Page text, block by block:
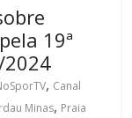
19ª
, Canal
Minas, Praia